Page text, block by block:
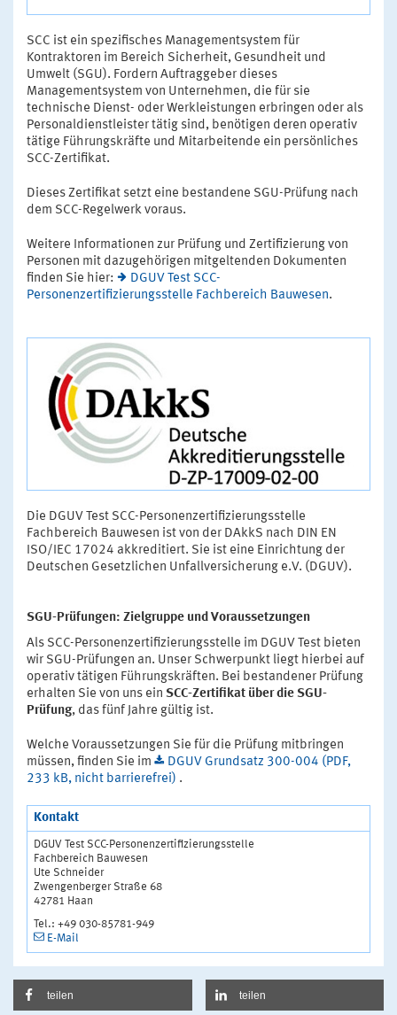
SCC ist ein spezifisches Managementsystem für
Kontraktoren im Bereich Sicherheit, Gesundheit und
Umwelt (SGU). Fordern Auftraggeber dieses
Managementsystem von Unternehmen, die für sie
technische Dienst- oder Werkleistungen erbringen oder als
Personaldienstleister tätig sind, benötigen deren operativ
tätige Führungskräfte und Mitarbeitende ein persönliches
SCC-Zertifikat.
Dieses Zertifikat setzt eine bestandene SGU-Prüfung nach
dem SCC-Regelwerk voraus.
Weitere Informationen zur Prüfung und Zertifizierung von
Personen mit dazugehörigen mitgeltenden Dokumenten
finden Sie hier:
DGUV Test SCC-
Personenzertifizierungsstelle Fachbereich Bauwesen.
Die DGUV Test SCC-Personenzertifizierungsstelle
Fachbereich Bauwesen ist von der DAkkS nach DIN EN
ISO/IEC 17024 akkreditiert. Sie ist eine Einrichtung der
Deutschen Gesetzlichen Unfallversicherung e.V. (DGUV).
SGU-Prüfungen: Zielgruppe und Voraussetzungen
Als SCC-Personenzertifizierungsstelle im DGUV Test bieten
wir SGU-Prüfungen an. Unser Schwerpunkt liegt hierbei auf
operativ tätigen Führungskräften. Bei bestandener Prüfung
erhalten Sie von uns ein SCC-Zertifikat über die SGU-
Prüfung, das fünf Jahre gültig ist.
Welche Voraussetzungen Sie für die Prüfung mitbringen
müssen, finden Sie im
DGUV Grundsatz 300-004 (PDF,
233 kB, nicht barrierefrei) .
Kontakt
DGUV Test SCC-Personenzertifizierungsstelle
Fachbereich Bauwesen
Ute Schneider
Zwengenberger Straße 68
42781 Haan
Tel.: +49 030-85781-949
E-Mail
teilen teilen